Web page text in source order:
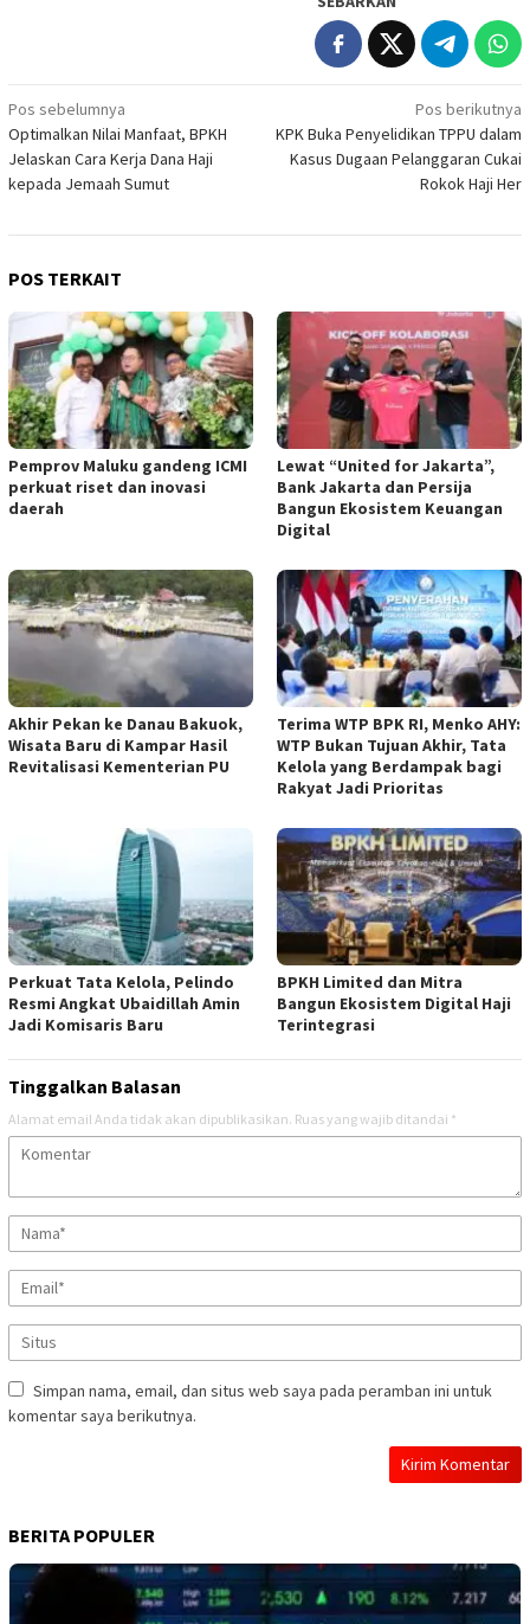
Navigasi
pos
Pos sebelumnya
Optimalkan Nilai Manfaat, BPKH
Jelaskan Cara Kerja Dana Haji
kepada Jemaah Sumut
Pos berikutnya
KPK Buka Penyelidikan TPPU dalam
Kasus Dugaan Pelanggaran Cukai
Rokok Haji Her
POS TERKAIT
Pemprov Maluku gandeng ICMI
perkuat riset dan inovasi
daerah
Lewat “United for Jakarta”,
Bank Jakarta dan Persija
Bangun Ekosistem Keuangan
Digital
Akhir Pekan ke Danau Bakuok,
Wisata Baru di Kampar Hasil
Revitalisasi Kementerian PU
Terima WTP BPK RI, Menko AHY:
WTP Bukan Tujuan Akhir, Tata
Kelola yang Berdampak bagi
Rakyat Jadi Prioritas
​Perkuat Tata Kelola, Pelindo
Resmi Angkat Ubaidillah Amin
Jadi Komisaris Baru
BPKH Limited dan Mitra
Bangun Ekosistem Digital Haji
Terintegrasi
Tinggalkan Balasan
Alamat email Anda tidak akan dipublikasikan. Ruas yang wajib ditandai *
Simpan nama, email, dan situs web saya pada peramban ini untuk
komentar saya berikutnya.
BERITA POPULER